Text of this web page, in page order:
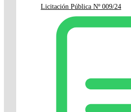
Licitación Pública Nº 009/24